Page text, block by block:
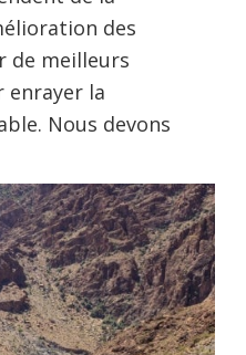
des
de meilleurs
enrayer la
Nous devons